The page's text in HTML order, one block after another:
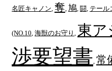
名匠キャノン 奪 鳩 闘 テール
(NO.10 海獣のお守り 東ア
渉要望書 常